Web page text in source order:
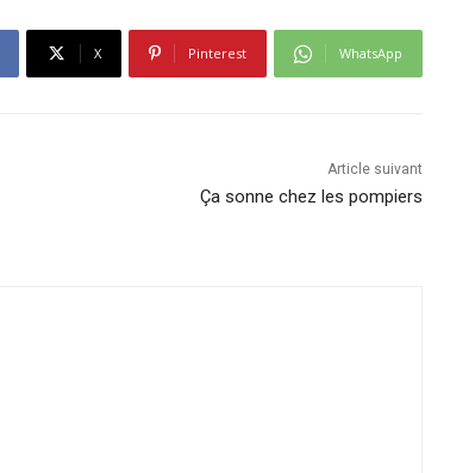
X Pinterest WhatsApp
Article suivant
Ça sonne chez les pompiers